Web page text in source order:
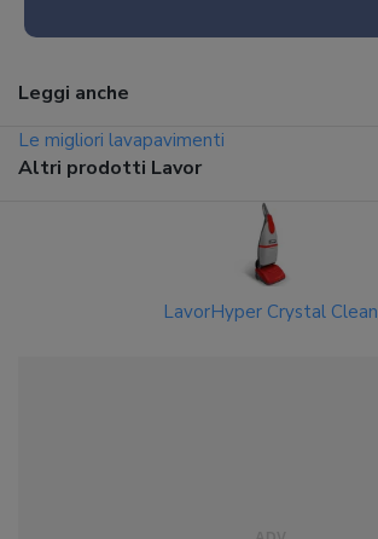
Leggi anche
Le migliori lavapavimenti
Altri prodotti Lavor
LavorHyper Crystal Clean